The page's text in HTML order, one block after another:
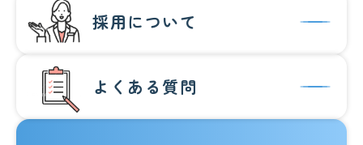
採用について
よくある質問